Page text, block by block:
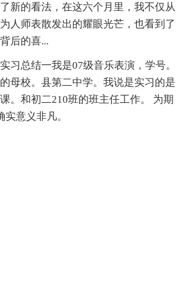
新的看法，在这六个月里，我不仅从
人师表散发出的耀眼光芒，也看到了
后的喜...
习总结一我是07级音乐表演，学号。
母校。县第二中学。我说是实习的是
。和初二210班的班主任工作。 为期
意义非凡。